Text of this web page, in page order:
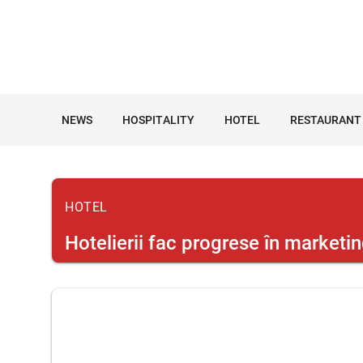
NEWS HOSPITALITY HOTEL RESTAURANT
HOTEL
Hotelierii fac progrese în